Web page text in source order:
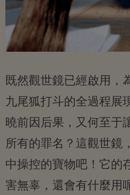
既然觀世鏡已經啟用，
九尾狐打斗的全過程展
曉前因后果，又何至于
所有的罪名？這觀世鏡
中操控的寶物吧！它的
害無辜，還會有什麼用